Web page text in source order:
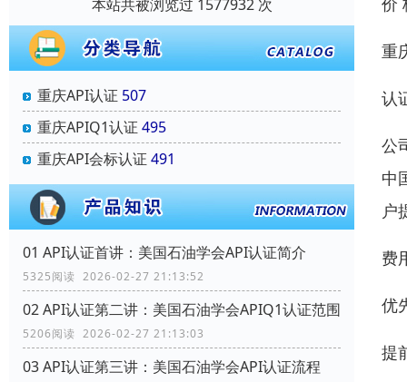
本站共被浏览过 1577932 次
重庆API认证 507
重庆APIQ1认证 495
重庆API会标认证 491
01 API认证首讲：美国石油学会API认证简介
5325阅读 2026-02-27 21:13:52
02 API认证第二讲：美国石油学会APIQ1认证范围
5206阅读 2026-02-27 21:13:03
03 API认证第三讲：美国石油学会API认证流程
重
认
公
中
户
费
优
提